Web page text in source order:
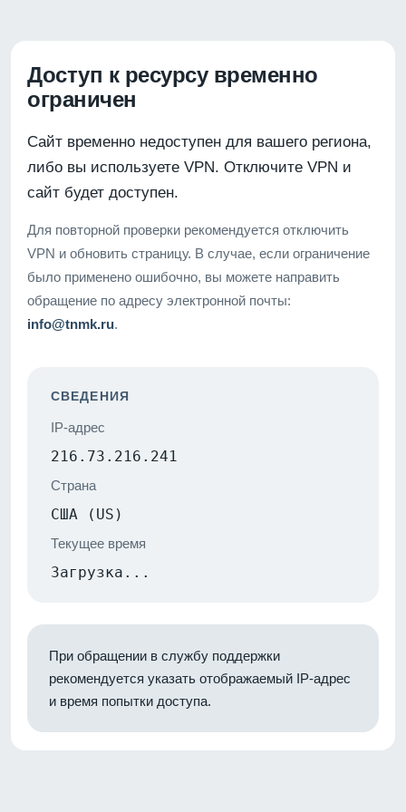
Доступ к ресурсу временно
ограничен
Сайт временно недоступен для вашего региона,
либо вы используете VPN. Отключите VPN и
сайт будет доступен.
Для повторной проверки рекомендуется отключить
VPN и обновить страницу. В случае, если ограничение
было применено ошибочно, вы можете направить
обращение по адресу электронной почты:
info@tnmk.ru.
СВЕДЕНИЯ
IP-адрес
216.73.216.241
Страна
США (US)
Текущее время
Загрузка...
При обращении в службу поддержки
рекомендуется указать отображаемый IP-адрес
и время попытки доступа.